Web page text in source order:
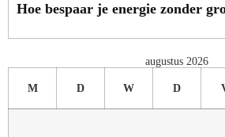
Hoe bespaar je energie zonder
augustus 2026
M D W D